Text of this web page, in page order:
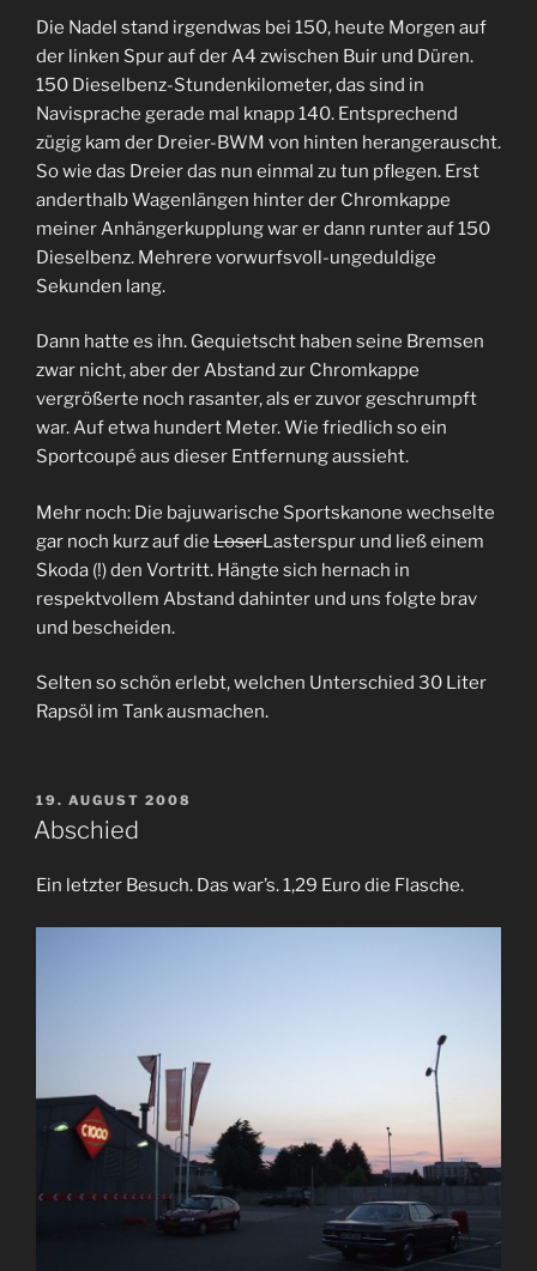
Die Nadel stand irgendwas bei 150, heute Morgen auf
der linken Spur auf der A4 zwischen Buir und Düren.
150 Dieselbenz-Stundenkilometer, das sind in
Navisprache gerade mal knapp 140. Entsprechend
zügig kam der Dreier-BWM von hinten herangerauscht.
So wie das Dreier das nun einmal zu tun pflegen. Erst
anderthalb Wagenlängen hinter der Chromkappe
meiner Anhängerkupplung war er dann runter auf 150
Dieselbenz. Mehrere vorwurfsvoll-ungeduldige
Sekunden lang.
Dann hatte es ihn. Gequietscht haben seine Bremsen
zwar nicht, aber der Abstand zur Chromkappe
vergrößerte noch rasanter, als er zuvor geschrumpft
war. Auf etwa hundert Meter. Wie friedlich so ein
Sportcoupé aus dieser Entfernung aussieht.
Mehr noch: Die bajuwarische Sportskanone wechselte
gar noch kurz auf die LoserLasterspur und ließ einem
Skoda (!) den Vortritt. Hängte sich hernach in
respektvollem Abstand dahinter und uns folgte brav
und bescheiden.
Selten so schön erlebt, welchen Unterschied 30 Liter
Rapsöl im Tank ausmachen.
VERÖFFENTLICHT
AM
19. AUGUST 2008
Abschied
Ein letzter Besuch. Das war’s. 1,29 Euro die Flasche.